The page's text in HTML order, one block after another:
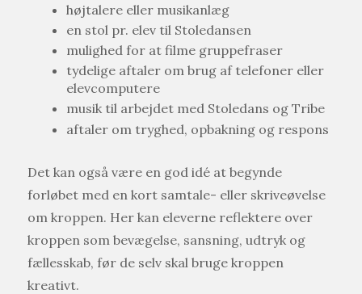
højtalere eller musikanlæg
en stol pr. elev til Stoledansen
mulighed for at filme gruppefraser
tydelige aftaler om brug af telefoner eller
elevcomputere
musik til arbejdet med Stoledans og Tribe
aftaler om tryghed, opbakning og respons
Det kan også være en god idé at begynde
forløbet med en kort samtale- eller skriveøvelse
om kroppen. Her kan eleverne reflektere over
kroppen som bevægelse, sansning, udtryk og
fællesskab, før de selv skal bruge kroppen
kreativt.